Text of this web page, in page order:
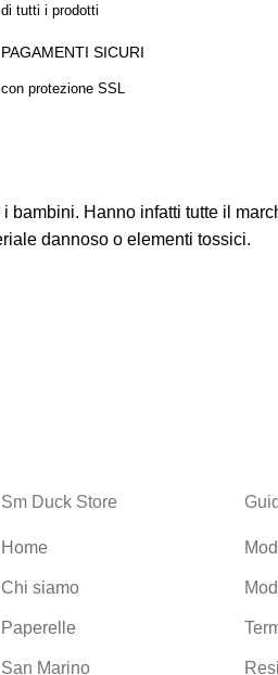
di tutti i prodotti
PAGAMENTI SICURI
con protezione SSL
Hanno infatti tutte il
dannoso o elementi tossici.
Sm Duck Store
Home
Chi siamo
Paperelle
San Marino